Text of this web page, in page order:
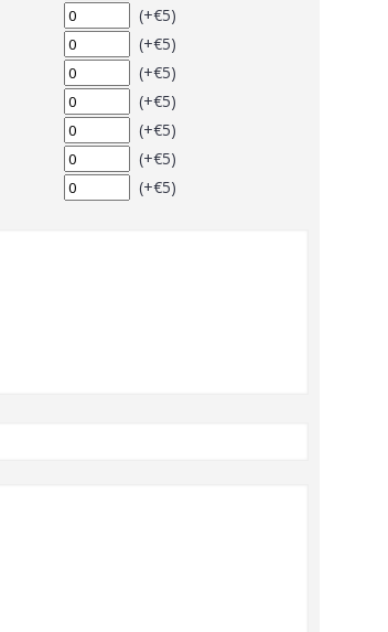
(+€5)
(+€5)
(+€5)
(+€5)
(+€5)
(+€5)
(+€5)